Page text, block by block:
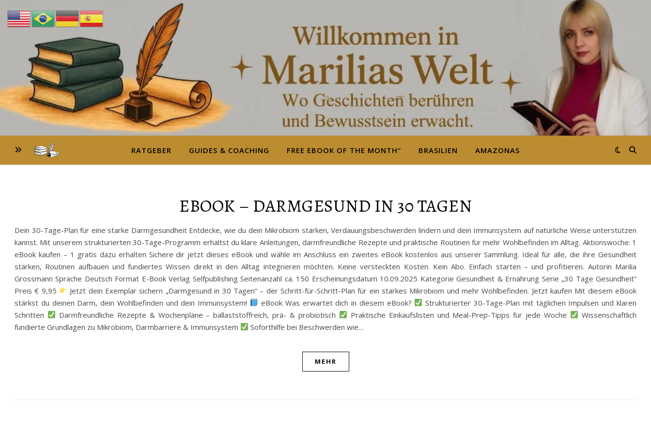
RATGEBER GUIDES & COACHING FREE EBOOK OF THE MONTH“ BRASILIEN AMAZONAS
EBOOK – DARMGESUND IN 30 TAGEN
Dein 30-Tage-Plan für eine starke Darmgesundheit Entdecke, wie du dein Mikrobiom stärken, Verdauungsbeschwerden lindern und dein Immunsystem auf natürliche Weise unterstützen
kannst. Mit unserem strukturierten 30-Tage-Programm erhältst du klare Anleitungen, darmfreundliche Rezepte und praktische Routinen für mehr Wohlbefinden im Alltag. Aktionswoche: 1
eBook kaufen – 1 gratis dazu erhalten Sichere dir jetzt dieses eBook und wähle im Anschluss ein zweites eBook kostenlos aus unserer Sammlung. Ideal für alle, die ihre Gesundheit
stärken, Routinen aufbauen und fundiertes Wissen direkt in den Alltag integrieren möchten. Keine versteckten Kosten. Kein Abo. Einfach starten – und profitieren. Autorin Marilia
Grossmann Sprache Deutsch Format E-Book Verlag Selfpublishing Seitenanzahl ca. 150 Erscheinungsdatum 10.09.2025 Kategorie Gesundheit & Ernährung Serie „30 Tage Gesundheit“
Preis € 9,95
Jetzt dein Exemplar sichern „Darmgesund in 30 Tagen“ – der Schritt-für-Schritt-Plan für ein starkes Mikrobiom und mehr Wohlbefinden. Jetzt kaufen Mit diesem eBook
stärkst du deinen Darm, dein Wohlbefinden und dein Immunsystem!
eBook Was erwartet dich in diesem eBook?
Strukturierter 30-Tage-Plan mit täglichen Impulsen und klaren
Schritten
Darmfreundliche Rezepte & Wochenpläne – ballaststoffreich, prä- & probiotisch Praktische Einkaufslisten und Meal-Prep-Tipps für jede Woche
Wissenschaftlich
fundierte Grundlagen zu Mikrobiom, Darmbarriere & Immunsystem
Soforthilfe bei Beschwerden wie…
MEHR